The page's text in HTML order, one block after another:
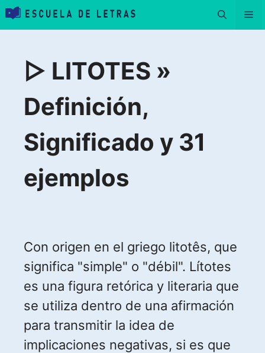
Saltar
contenido▷ LITOTES »
Definición,
Significado y 31
ejemplos
Con origen en el griego litotês, que
significa "simple" o "débil". Lítotes
es una figura retórica y literaria que
se utiliza dentro de una afirmación
para transmitir la idea de
implicaciones negativas, si es que